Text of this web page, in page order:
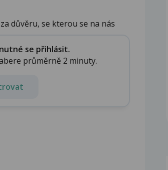
důvěru, se kterou se na nás
se přihlásit.
průměrně 2 minuty.